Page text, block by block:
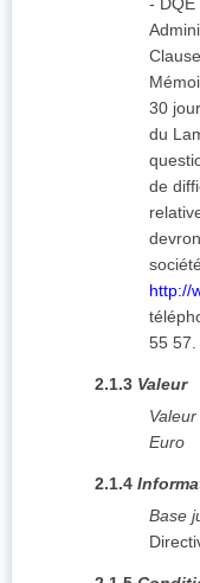
- DQE
30
du
de
http://
55 57.
2.1.3 Valeur
Euro
2.1.4
Base